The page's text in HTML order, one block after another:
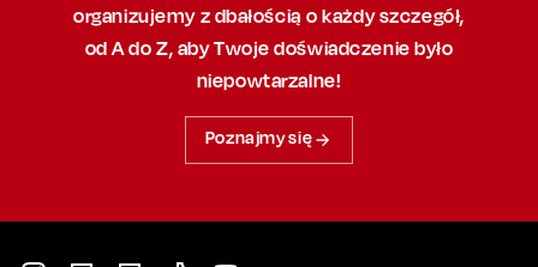
organizujemy z dbałością o każdy szczegół,
od A do Z, abyTwoje doświadczenie było
niepowtarzalne!
Poznajmy się